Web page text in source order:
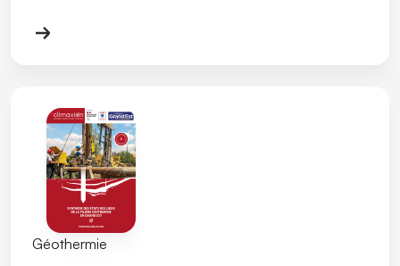
Géothermie